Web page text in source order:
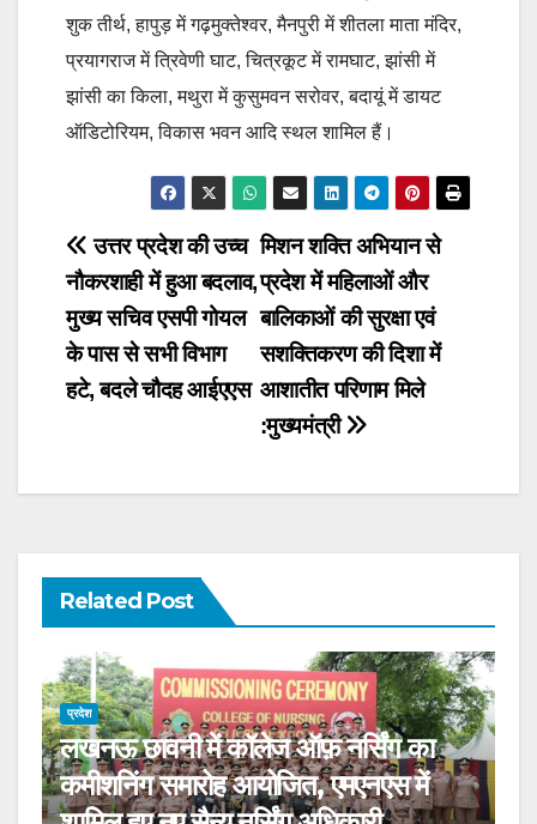
शुक तीर्थ, हापुड़ में गढ़मुक्तेश्वर, मैनपुरी में शीतला माता मंदिर,
प्रयागराज में त्रिवेणी घाट, चित्रकूट में रामघाट, झांसी में
झांसी का किला, मथुरा में कुसुमवन सरोवर, बदायूं में डायट
ऑडिटोरियम, विकास भवन आदि स्थल शामिल हैं।
Post
navigation
मिशन शक्ति अभियान से
प्रदेश में महिलाओं और
बालिकाओं की सुरक्षा एवं
सशक्तिकरण की दिशा में
आशातीत परिणाम मिले
:मुख्यमंत्री
उत्तर प्रदेश की उच्च
नौकरशाही में हुआ बदलाव,
मुख्य सचिव एसपी गोयल
के पास से सभी विभाग
हटे, बदले चौदह आईएएस
Related Post
प्रदेश
लखनऊ छावनी में कॉलेज ऑफ़ नर्सिंग का
कमीशनिंग समारोह आयोजित, एमएनएस में